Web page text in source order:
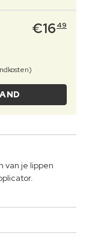
€16 49
van je lippen